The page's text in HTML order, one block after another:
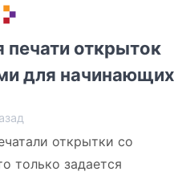
открыток
для начинающих
открытки со
только задается